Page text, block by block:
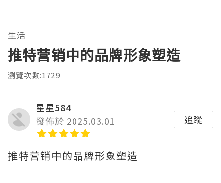
生活
推特营销中的品牌形象塑造
瀏覽次數:1729
星星584
發佈於 2025.03.01
追蹤
推特营销中的品牌形象塑造